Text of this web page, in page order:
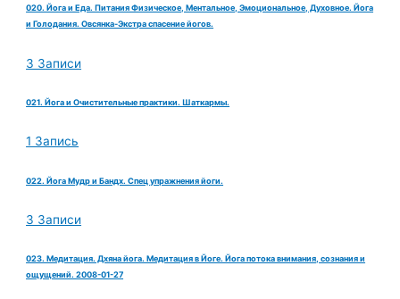
020. Йога и Еда. Питания Физическое, Ментальное, Эмоциональное, Духовное. Йога
и Голодания. Овсянка-Экстра спасение йогов.
3 Записи
021. Йога и Очистительные практики. Шаткармы.
1 Запись
022. Йога Мудр и Бандх. Спец упражнения йоги.
3 Записи
023. Медитация. Дхяна йога. Медитация в Йоге. Йога потока внимания, сознания и
ощущений. 2008-01-27